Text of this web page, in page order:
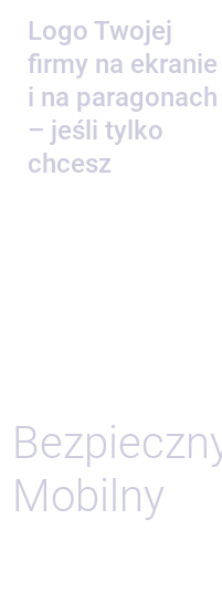
Logo Twojej
firmy na ekranie
i na paragonach
– jeśli tylko
chcesz
Mobilny